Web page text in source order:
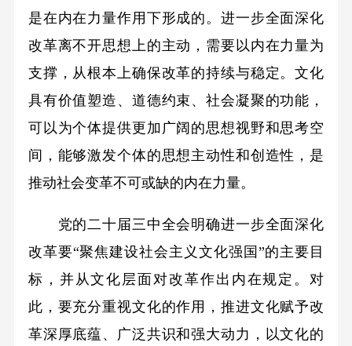
是在内在力量作用下形成的。进一步全面深化
改革离不开思想上的主动，需要以内在力量为
支撑，从根本上确保改革的持续与稳定。文化
具有价值塑造、道德约束、社会凝聚的功能，
可以为个体提供更加广阔的思想视野和思考空
间，能够激发个体的思想主动性和创造性，是
推动社会变革不可或缺的内在力量。
党的二十届三中全会明确进一步全面深化
改革要“聚焦建设社会主义文化强国”的主要目
标，并从文化层面对改革作出内在规定。对
此，要充分重视文化的作用，推进文化赋予改
革深厚底蕴、广泛共识和强大动力，以文化的